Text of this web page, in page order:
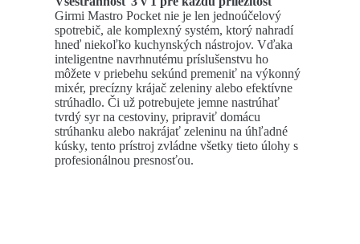
Girmi Mastro Pocket nie je len jednoúčelový
spotrebič, ale komplexný systém, ktorý nahradí
hneď niekoľko kuchynských nástrojov. Vďaka
inteligentne navrhnutému príslušenstvu ho
môžete v priebehu sekúnd premeniť na výkonný
mixér, precízny krájač zeleniny alebo efektívne
strúhadlo. Či už potrebujete jemne nastrúhať
tvrdý syr na cestoviny, pripraviť domácu
strúhanku alebo nakrájať zeleninu na úhľadné
kúsky, tento prístroj zvládne všetky tieto úlohy s
profesionálnou presnosťou.